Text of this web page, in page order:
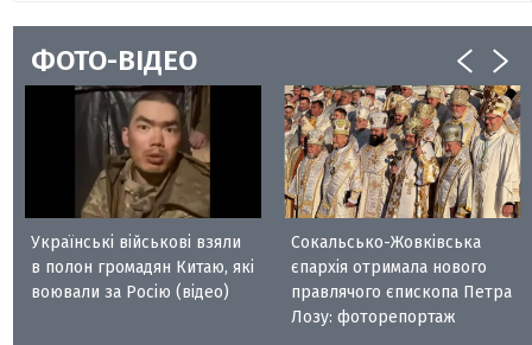
ФОТО-ВІДЕО
Українські військові взяли
в полон громадян Китаю, які
воювали за Росію (відео)
Сокальсько-Жовківська
єпархія отримала нового
правлячого єпископа Петра
Лозу: фоторепортаж